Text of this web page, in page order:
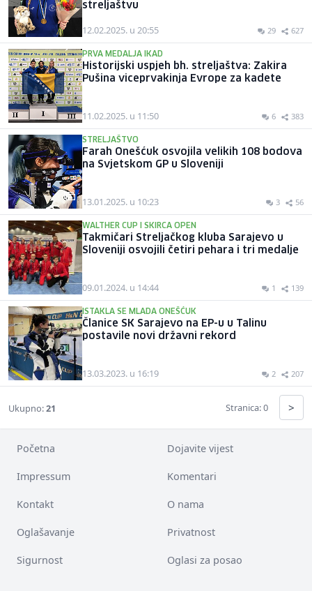
streljaštvu
12.02.2025. u 20:55 29 627
PRVA MEDALJA IKAD
Historijski uspjeh bh. streljaštva: Zakira
Pušina viceprvakinja Evrope za kadete
11.02.2025. u 11:50 6 383
STRELJAŠTVO
Farah Onešćuk osvojila velikih 108 bodova
na Svjetskom GP u Sloveniji
13.01.2025. u 10:23 3 56
WALTHER CUP I SKIRCA OPEN
Takmičari Streljačkog kluba Sarajevo u
Sloveniji osvojili četiri pehara i tri medalje
09.01.2024. u 14:44 1 139
ISTAKLA SE MLADA ONEŠĆUK
Članice SK Sarajevo na EP-u u Talinu
postavile novi državni rekord
13.03.2023. u 16:19 2 207
Ukupno:21 Stranica: 0 >
Početna Dojavite vijest
Impressum Komentari
Kontakt O nama
Oglašavanje Privatnost
Sigurnost Oglasi za posao